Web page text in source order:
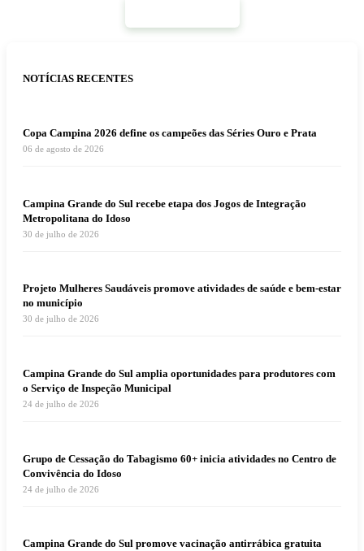
NOTÍCIAS RECENTES
Copa Campina 2026 define os campeões das Séries Ouro e Prata
06 de agosto de 2026
Campina Grande do Sul recebe etapa dos Jogos de Integração
Metropolitana do Idoso
30 de julho de 2026
Projeto Mulheres Saudáveis promove atividades de saúde e bem-estar
no município
30 de julho de 2026
Campina Grande do Sul amplia oportunidades para produtores com
o Serviço de Inspeção Municipal
24 de julho de 2026
Grupo de Cessação do Tabagismo 60+ inicia atividades no Centro de
Convivência do Idoso
24 de julho de 2026
Campina Grande do Sul promove vacinação antirrábica gratuita